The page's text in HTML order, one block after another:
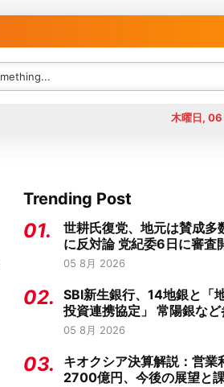
木曜日,
Trending Post
01.
世耕氏復党、地元は賛成多
に反対論 党紀委6日に審査
05 8月 2026
02.
SBI新生銀行、14地銀と「
投資連携協定」 常陽銀など
05 8月 2026
03.
キオクシア決算解説：営業
2700億円、今後の展望と